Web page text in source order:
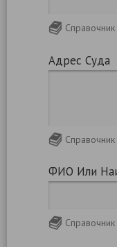
Справочник
Адрес Суда
Справочник
ФИО Или
Справочник